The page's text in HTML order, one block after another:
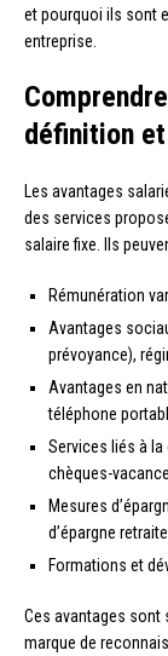
et pourquoi ils sont
entreprise.
définition
Les avantages
des services
salaire fixe. Ils
Rémunération
Avantages
prévoyance),
Avantages en
téléphone
Services liés à la
chèques-
Mesures
d’épargne
Formations et
Ces avantages sont
marque de